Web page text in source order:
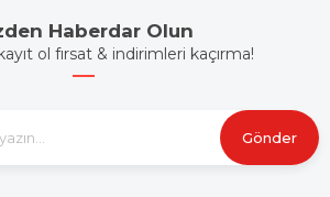
Haberdar Olun
ol fırsat & indirimleri kaçırma!
Gönder